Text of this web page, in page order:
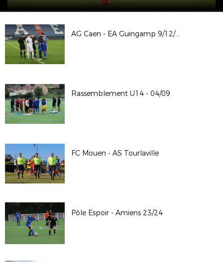
AG Caen - EA Guingamp 9/12/23
Rassemblement U14 - 04/09
FC Mouen - AS Tourlaville
Pôle Espoir - Amiens 23/24